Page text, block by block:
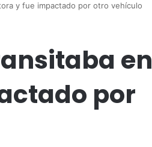
y fue impactado por otro vehículo
en
por